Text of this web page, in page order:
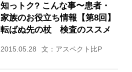
知っトク? こんな事〜患者・
家族のお役立ち情報【第8回】
転ばぬ先の杖 検査のススメ
2015.05.28 文：アスペクト比P